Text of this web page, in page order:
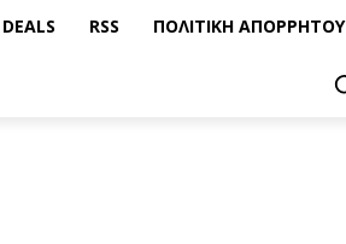
DEALS RSS ΠΟΛΙΤΙΚΉ ΑΠΟΡΡΉΤΟΥ